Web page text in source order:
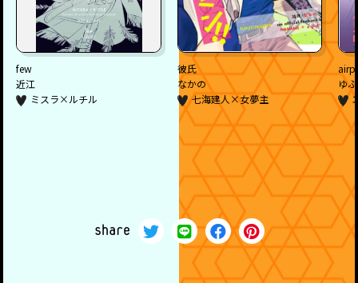
few
近江
ミスラ×ルチル
彼氏
なかの
七海建人×女夢主
ゆ
share